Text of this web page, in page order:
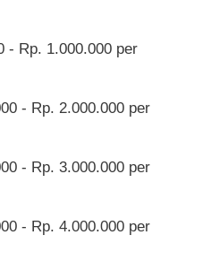
- Rp. 1.000.000 per
- Rp. 2.000.000 per
- Rp. 3.000.000 per
- Rp. 4.000.000 per